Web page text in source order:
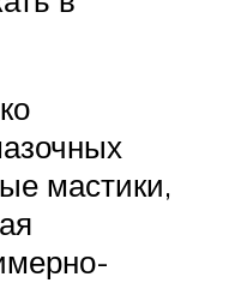
мастики,